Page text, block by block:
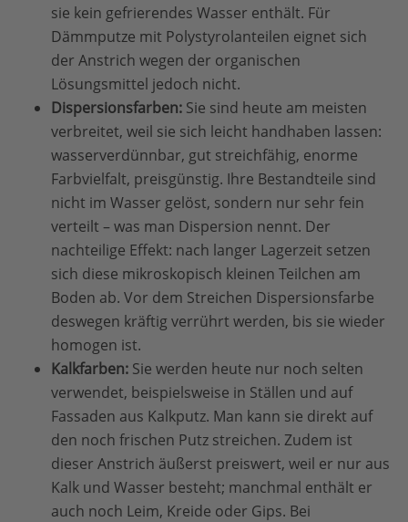
sie kein gefrierendes Wasser enthält. Für
Dämmputze mit Polystyrolanteilen eignet sich
der Anstrich wegen der organischen
Lösungsmittel jedoch nicht.
Dispersionsfarben: Sie sind heute am meisten
verbreitet, weil sie sich leicht handhaben lassen:
wasserverdünnbar, gut streichfähig, enorme
Farbvielfalt, preisgünstig. Ihre Bestandteile sind
nicht im Wasser gelöst, sondern nur sehr fein
verteilt – was man Dispersion nennt. Der
nachteilige Effekt: nach langer Lagerzeit setzen
sich diese mikroskopisch kleinen Teilchen am
Boden ab. Vor dem Streichen Dispersionsfarbe
deswegen kräftig verrührt werden, bis sie wieder
homogen ist.
Kalkfarben: Sie werden heute nur noch selten
verwendet, beispielsweise in Ställen und auf
Fassaden aus Kalkputz. Man kann sie direkt auf
den noch frischen Putz streichen. Zudem ist
dieser Anstrich äußerst preiswert, weil er nur aus
Kalk und Wasser besteht; manchmal enthält er
auch noch Leim, Kreide oder Gips. Bei